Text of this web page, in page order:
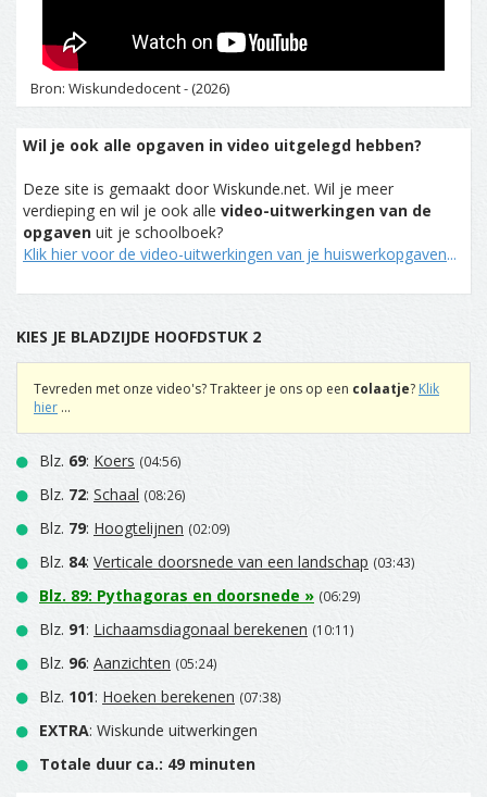
Bron: Wiskundedocent - (2026)
Wil je ook alle opgaven in video uitgelegd hebben?
Deze site is gemaakt door Wiskunde.net. Wil je meer
verdieping en wil je ook alle video-uitwerkingen van de
opgaven uit je schoolboek?
Klik hier voor de video-uitwerkingen van je huiswerkopgaven...
KIES JE BLADZIJDE HOOFDSTUK 2
Tevreden met onze video's? Trakteer je ons op een colaatje? Klik
hier ...
Blz. 69: Koers (04:56)
Blz. 72: Schaal (08:26)
Blz. 79: Hoogtelijnen (02:09)
Blz. 84: Verticale doorsnede van een landschap (03:43)
Blz. 89: Pythagoras en doorsnede » (06:29)
Blz. 91: Lichaamsdiagonaal berekenen (10:11)
Blz. 96: Aanzichten (05:24)
Blz. 101: Hoeken berekenen (07:38)
EXTRA: Wiskunde uitwerkingen
Totale duur ca.: 49 minuten